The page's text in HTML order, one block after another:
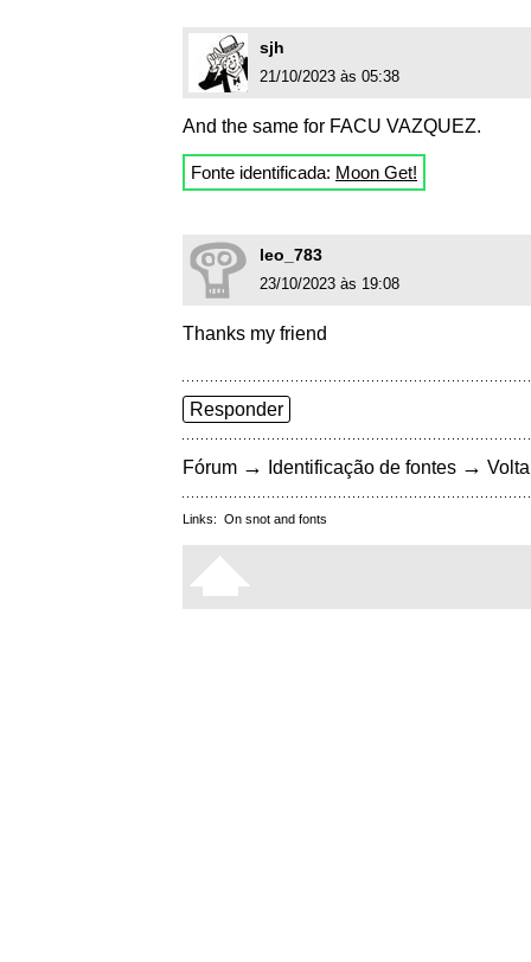
sjh
21/10/2023 às 05:38
And the same for FACU VAZQUEZ.
Fonte identificada: Moon Get!
leo_783
23/10/2023 às 19:08
Thanks my friend
Responder
Fórum → Identificação de fontes →
Links: On snot and fonts